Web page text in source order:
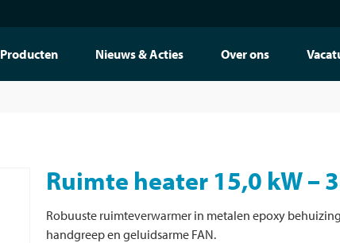
Producten Nieuws & Acties Over ons
Ruimte heater 15,0 kW –
Robuuste ruimteverwarmer in metalen epoxy
handgreep en geluidsarme FAN.